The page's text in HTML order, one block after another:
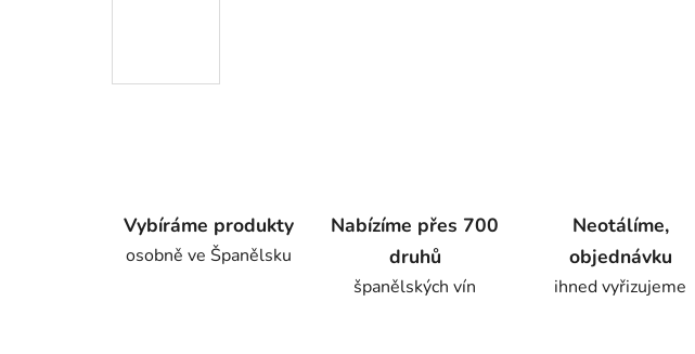
Vybíráme produkty
osobně ve Španělsku
Nabízíme přes 700
druhů
španělských vín
Neotálíme,
objednávku
ihned vyřizujeme